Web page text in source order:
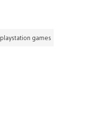
playstation games